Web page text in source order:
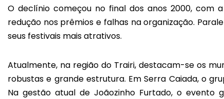
O declínio começou no final dos anos 2000, com
redução nos prêmios e falhas na organização.
seus festivais mais atrativos.
Atualmente, na região do Trairi, destacam-se os
robustas e grande estrutura. Em Serra Caiada, o
Na gestão atual de Joãozinho Furtado, o evento